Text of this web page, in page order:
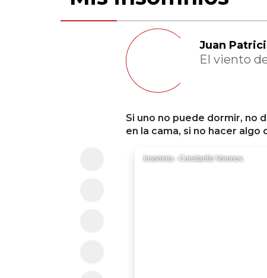
Juan
El viento
Si uno no puede dormir, no
en la cama, si no hacer
Insomnia - Constantin Voronov.